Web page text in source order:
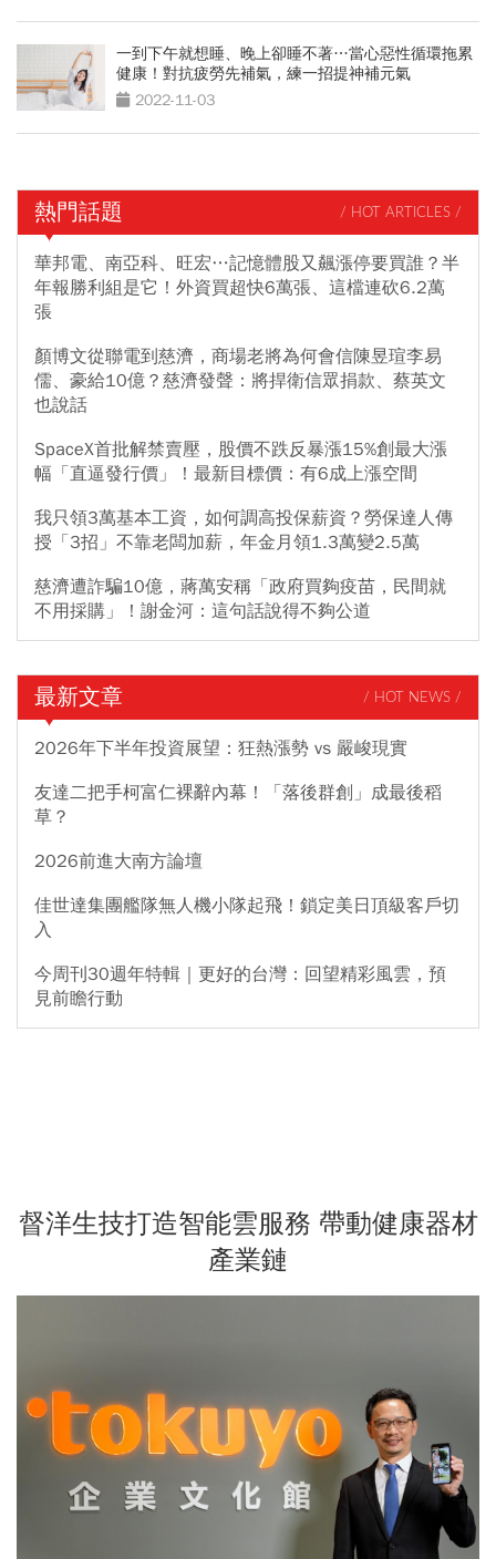
一到下午就想睡、晚上卻睡不著…當心惡性循環拖累
健康！對抗疲勞先補氣，練一招提神補元氣
2022-11-03
熱門話題 / HOT ARTICLES /
華邦電、南亞科、旺宏…記憶體股又飆漲停要買誰？半
年報勝利組是它！外資買超快6萬張、這檔連砍6.2萬
張
顏博文從聯電到慈濟，商場老將為何會信陳昱瑄李易
儒、豪給10億？慈濟發聲：將捍衛信眾捐款、蔡英文
也說話
SpaceX首批解禁賣壓，股價不跌反暴漲15%創最大漲
幅「直逼發行價」！最新目標價：有6成上漲空間
我只領3萬基本工資，如何調高投保薪資？勞保達人傳
授「3招」不靠老闆加薪，年金月領1.3萬變2.5萬
慈濟遭詐騙10億，蔣萬安稱「政府買夠疫苗，民間就
不用採購」！謝金河：這句話說得不夠公道
最新文章 / HOT NEWS /
2026年下半年投資展望：狂熱漲勢 vs 嚴峻現實
友達二把手柯富仁裸辭內幕！「落後群創」成最後稻
草？
2026前進大南方論壇
佳世達集團艦隊無人機小隊起飛！鎖定美日頂級客戶切
入
今周刊30週年特輯｜更好的台灣：回望精彩風雲，預
見前瞻行動
督洋生技打造智能雲服務 帶動健康器材
產業鏈